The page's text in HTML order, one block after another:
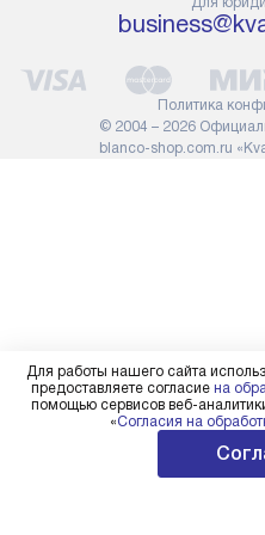
сотрудники
службы не имеют права
или другие
элементы, так как это
повлиять на
обслуживание в будущем.
© 2004 – 2026
blanco-shop.com.ru
Политика
Для работы нашего сайта
предоставляете согласие на
помощью сервисов веб-
«Согласия на